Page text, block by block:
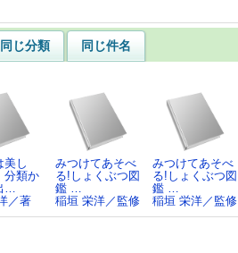
同じ分類
同じ件名
美し
類か
…
／著
みつけてあそべ
る!しょくぶつ図
鑑 …
稲垣 栄洋／監修
みつけてあそべ
る!しょくぶつ図
鑑 …
稲垣 栄洋／監修